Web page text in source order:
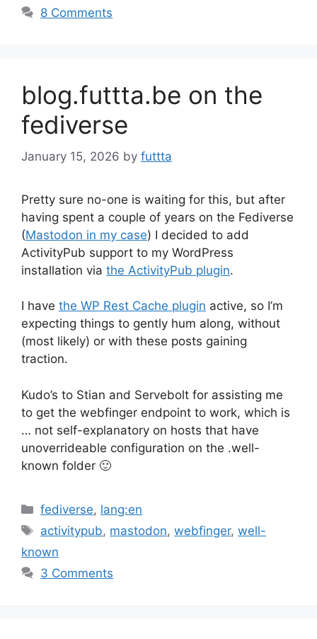
8 Comments
blog.futtta.be on the
fediverse
January 15, 2026 by futtta
Pretty sure no-one is waiting for this, but after
having spent a couple of years on the Fediverse
(Mastodon in my case) I decided to add
ActivityPub support to my WordPress
installation via the ActivityPub plugin.
I have the WP Rest Cache plugin active, so I’m
expecting things to gently hum along, without
(most likely) or with these posts gaining
traction.
Kudo’s to Stian and Servebolt for assisting me
to get the webfinger endpoint to work, which is
… not self-explanatory on hosts that have
unoverrideable configuration on the .well-
known folder 🙂
Categories
fediverse, lang:en
Tags
activitypub, mastodon,webfinger,well-
known
3 Comments